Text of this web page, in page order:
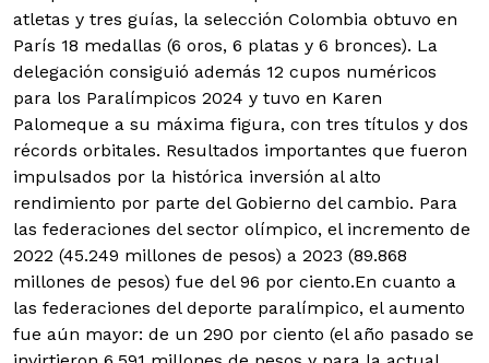
atletas y tres guías, la selección Colombia obtuvo en
París 18 medallas (6 oros, 6 platas y 6 bronces). La
delegación consiguió además 12 cupos numéricos
para los Paralímpicos 2024 y tuvo en Karen
Palomeque a su máxima figura, con tres títulos y dos
récords orbitales. Resultados importantes que fueron
impulsados por la histórica inversión al alto
rendimiento por parte del Gobierno del cambio. Para
las federaciones del sector olímpico, el incremento de
2022 (45.249 millones de pesos) a 2023 (89.868
millones de pesos) fue del 96 por ciento.En cuanto a
las federaciones del deporte paralímpico, el aumento
fue aún mayor: de un 290 por ciento (el año pasado se